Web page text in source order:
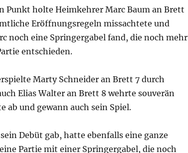
Punkt holte Heimkehrer Marc Baum an Brett
Eröffnungsregeln missachtete und
noch eine Springergabel fand, die noch mehr
entschieden.
Marty Schneider an Brett 7 durch
Elias Walter an Brett 8 wehrte souverän
ab und gewann auch sein Spiel.
Debüt gab, hatte ebenfalls eine ganze
Partie mit einer Springergabel, die noch